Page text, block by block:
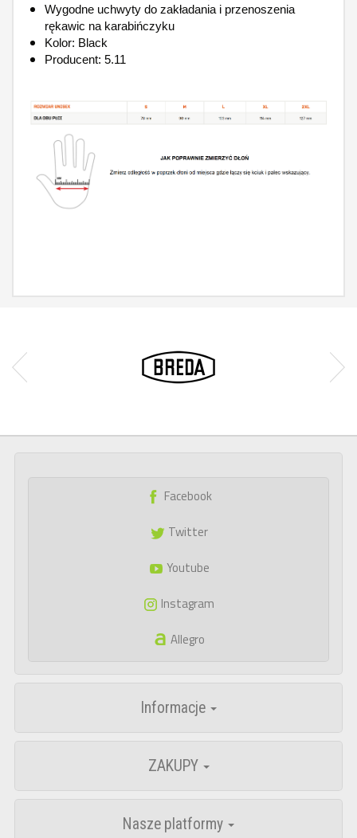
Wygodne uchwyty do zakładania i przenoszenia
rękawic na karabińczyku
Kolor: Black
Producent: 5.11
Facebook
Twitter
Youtube
Instagram
Allegro
Informacje
ZAKUPY
Nasze platformy